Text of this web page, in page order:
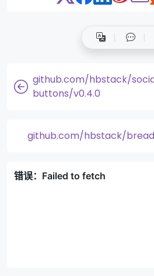
github.com/hbstack/
buttons/v0.4.0
github.com/hbstack/